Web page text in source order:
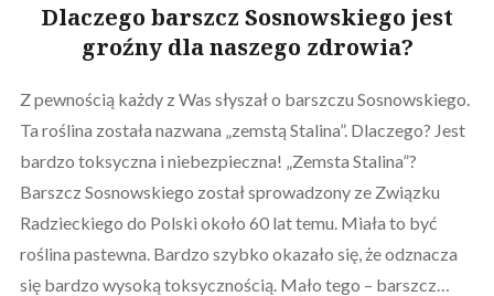
Dlaczego barszcz Sosnowskiego jest
groźny dla naszego zdrowia?
Z pewnością każdy z Was słyszał o barszczu Sosnowskiego.
Ta roślina została nazwana „zemstą Stalina”. Dlaczego? Jest
bardzo toksyczna i niebezpieczna! „Zemsta Stalina”?
Barszcz Sosnowskiego został sprowadzony ze Związku
Radzieckiego do Polski około 60 lat temu. Miała to być
roślina pastewna. Bardzo szybko okazało się, że odznacza
się bardzo wysoką toksycznością. Mało tego – barszcz…